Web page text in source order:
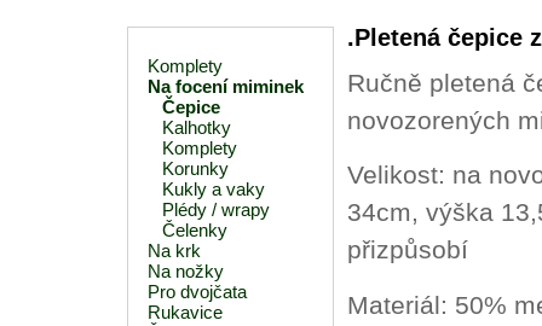
Komplety
Na focení miminek
Čepice
Kalhotky
Komplety
Korunky
Kukly a vaky
Plédy / wrapy
Čelenky
Na krk
Na nožky
Pro dvojčata
Rukavice
.Pletená čepice
Ručně pletená
novozorených
Velikost: na
34cm, výška
přizpůsobí
Materiál: 50%